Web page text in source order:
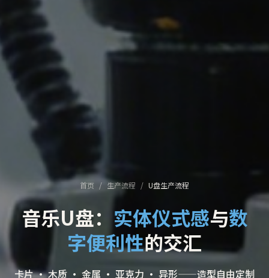
首页 / 生产流程 / U盘生产流程
音乐U盘： 实体仪式感与数
字便利性的交汇
卡片 · 木质 · 金属 · 亚克力 · 异形——造型自由定制